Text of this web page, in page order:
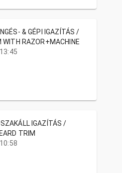
& GÉPI IGAZÍTÁS /
WITH RAZOR+MACHINE
IGAZÍTÁS /
TRIM